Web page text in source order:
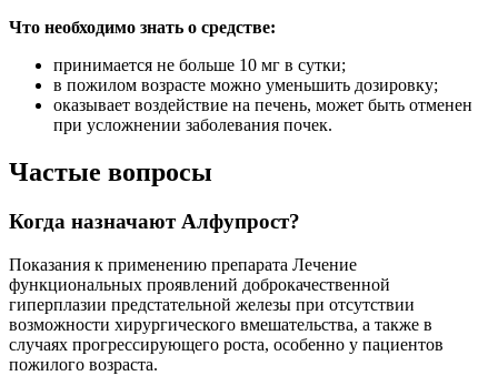
Что необходимо знать о средстве:
принимается не больше 10 мг в сутки;
в пожилом возрасте можно уменьшить дозировку;
оказывает воздействие на печень, может быть отменен
при усложнении заболевания почек.
Частые вопросы
Когда назначают Алфупрост?
Показания к применению препарата Лечение
функциональных проявлений доброкачественной
гиперплазии предстательной железы при отсутствии
возможности хирургического вмешательства, а также в
случаях прогрессирующего роста, особенно у пациентов
пожилого возраста.